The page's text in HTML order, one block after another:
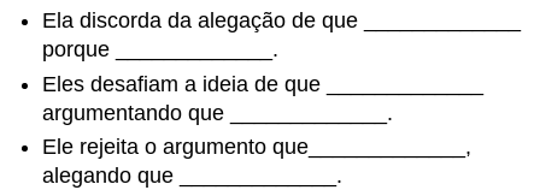
Ela discorda da alegação de que _____________
porque _____________.
Eles desafiam a ideia de que _____________
argumentando que _____________.
Ele rejeita o argumento que_____________,
alegando que _____________.